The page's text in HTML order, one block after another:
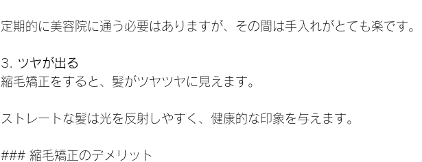
定期的に美容院に通う必要はありますが、その間は手入れがとても楽です。
3.
ツヤが出る
縮毛矯正をすると、髪がツヤツヤに見えます。
ストレートな髪は光を反射しやすく、健康的な印象を与えます。
### 縮毛矯正のデメリット